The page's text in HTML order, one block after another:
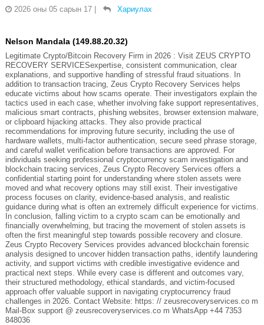
2026 оны 05 сарын 17 | Хариулах
Nelson Mandala (149.88.20.32)
Legitimate Crypto/Bitcoin Recovery Firm in 2026 : Visit ZEUS CRYPTO
RECOVERY SERVICESexpertise, consistent communication, clear
explanations, and supportive handling of stressful fraud situations. In
addition to transaction tracing, Zeus Crypto Recovery Services helps
educate victims about how scams operate. Their investigators explain the
tactics used in each case, whether involving fake support representatives,
malicious smart contracts, phishing websites, browser extension malware,
or clipboard hijacking attacks. They also provide practical
recommendations for improving future security, including the use of
hardware wallets, multi-factor authentication, secure seed phrase storage,
and careful wallet verification before transactions are approved. For
individuals seeking professional cryptocurrency scam investigation and
blockchain tracing services, Zeus Crypto Recovery Services offers a
confidential starting point for understanding where stolen assets were
moved and what recovery options may still exist. Their investigative
process focuses on clarity, evidence-based analysis, and realistic
guidance during what is often an extremely difficult experience for victims.
In conclusion, falling victim to a crypto scam can be emotionally and
financially overwhelming, but tracing the movement of stolen assets is
often the first meaningful step towards possible recovery and closure.
Zeus Crypto Recovery Services provides advanced blockchain forensic
analysis designed to uncover hidden transaction paths, identify laundering
activity, and support victims with credible investigative evidence and
practical next steps. While every case is different and outcomes vary,
their structured methodology, ethical standards, and victim-focused
approach offer valuable support in navigating cryptocurrency fraud
challenges in 2026. Contact Website: https: // zeusrecoveryservices.co m
Mail-Box support @ zeusrecoveryservices.co m WhatsApp +44 7353
848036